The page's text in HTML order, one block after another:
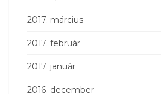
2017. március
2017. február
2017. január
2016. december